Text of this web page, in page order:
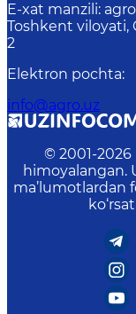
E-xat manzili:
Toshkent viloyati,
2
Elektron pochta:
info@agro.uz
© 2001-2026
himoyalangan.
ma’lumotlardan